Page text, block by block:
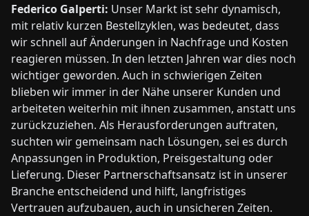
Federico Galperti: Unser Markt ist sehr dynamisch,
mit relativ kurzen Bestellzyklen, was bedeutet, dass
wir schnell auf Änderungen in Nachfrage und Kosten
reagieren müssen. In den letzten Jahren war dies noch
wichtiger geworden. Auch in schwierigen Zeiten
blieben wir immer in der Nähe unserer Kunden und
arbeiteten weiterhin mit ihnen zusammen, anstatt uns
zurückzuziehen. Als Herausforderungen auftraten,
suchten wir gemeinsam nach Lösungen, sei es durch
Anpassungen in Produktion, Preisgestaltung oder
Lieferung. Dieser Partnerschaftsansatz ist in unserer
Branche entscheidend und hilft, langfristiges
Vertrauen aufzubauen, auch in unsicheren Zeiten.